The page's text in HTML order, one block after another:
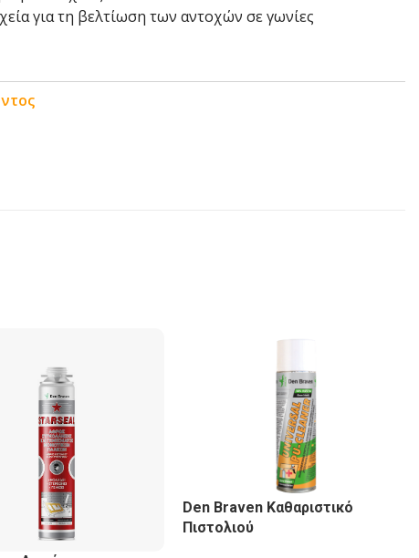
για τη βελτίωση των αντοχών σε γωνίες
Den Braven Καθαριστικό
Πιστολιού